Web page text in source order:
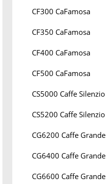
CF300 CaFamosa
CF350 CaFamosa
CF400 CaFamosa
CF500 CaFamosa
CS5000 Caffe Silenzio
CS5200 Caffe Silenzio
CG6200 Caffe Grande
CG6400 Caffe Grande
CG6600 Caffe Grande